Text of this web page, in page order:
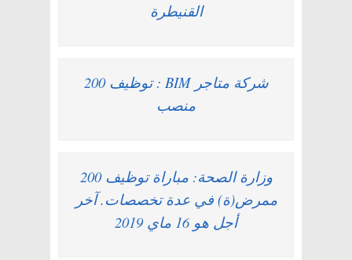
القنيطرة
شركة متاجر BIM : توظيف 200
منصب
وزارة الصحة: مباراة توظيف 200
ممرض(ة) في عدة تخصصات. آخر
أجل هو 16 ماي 2019